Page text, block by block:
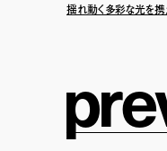
揺れ動く多彩な光を
pre